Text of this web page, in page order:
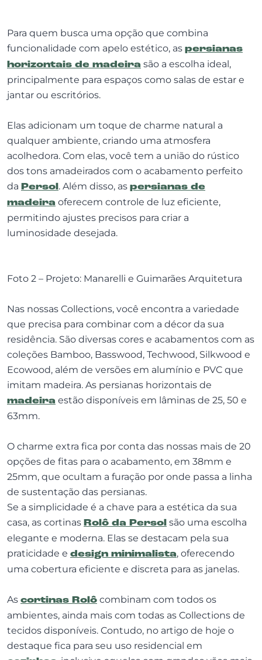
Para quem busca uma opção que combina
funcionalidade com apelo estético, as persianas
horizontais de madeira são a escolha ideal,
principalmente para espaços como salas de estar e
jantar ou escritórios.
Elas adicionam um toque de charme natural a
qualquer ambiente, criando uma atmosfera
acolhedora. Com elas, você tem a união do rústico
dos tons amadeirados com o acabamento perfeito
da Persol. Além disso, as persianas de
madeira oferecem controle de luz eficiente,
permitindo ajustes precisos para criar a
luminosidade desejada.
Foto 2 – Projeto: Manarelli e Guimarães Arquitetura
Nas nossas Collections, você encontra a variedade
que precisa para combinar com a décor da sua
residência. São diversas cores e acabamentos com as
coleções Bamboo, Basswood, Techwood, Silkwood e
Ecowood, além de versões em alumínio e PVC que
imitam madeira. As persianas horizontais de
madeira estão disponíveis em lâminas de 25, 50 e
63mm.
O charme extra fica por conta das nossas mais de 20
opções de fitas para o acabamento, em 38mm e
25mm, que ocultam a furação por onde passa a linha
de sustentação das persianas.
Se a simplicidade é a chave para a estética da sua
casa, as cortinas Rolô da Persol são uma escolha
elegante e moderna. Elas se destacam pela sua
praticidade e design minimalista, oferecendo
uma cobertura eficiente e discreta para as janelas.
As cortinas Rolô combinam com todos os
ambientes, ainda mais com todas as Collections de
tecidos disponíveis. Contudo, no artigo de hoje o
destaque fica para seu uso residencial em